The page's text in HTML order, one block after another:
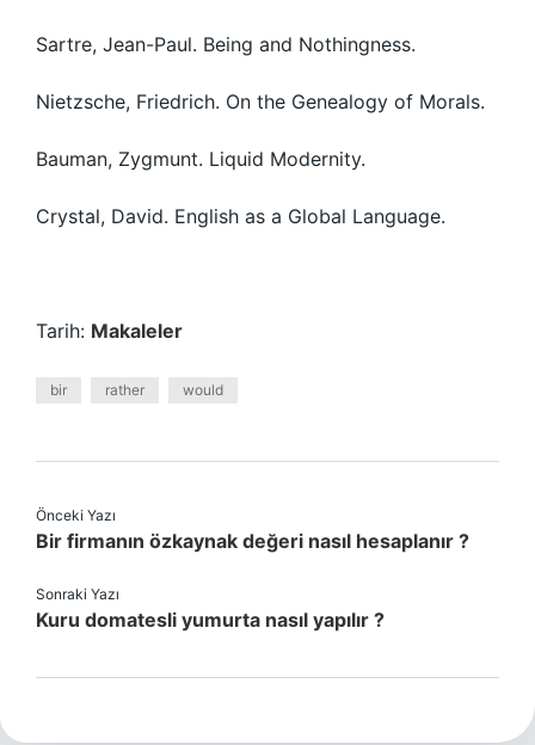
Sartre, Jean-Paul. Being and Nothingness.
Nietzsche, Friedrich. On the Genealogy of Morals.
Bauman, Zygmunt. Liquid Modernity.
Crystal, David. English as a Global Language.
Tarih: Makaleler
bir rather would
Önceki Yazı
Bir firmanın özkaynak değeri nasıl hesaplanır ?
Sonraki Yazı
Kuru domatesli yumurta nasıl yapılır ?